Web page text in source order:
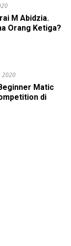
M Abidzia.
Orang Ketiga?
2020
Matic
di